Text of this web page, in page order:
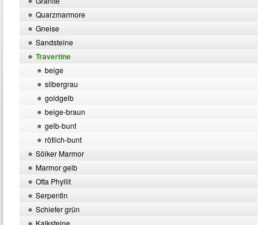
Quarzmarmore
Gneise
Sandsteine
Travertine
beige
silbergrau
goldgelb
beige-braun
gelb-bunt
rötlich-bunt
Sölker Marmor
Marmor gelb
Otta Phyllit
Serpentin
Schiefer grün
Kalksteine